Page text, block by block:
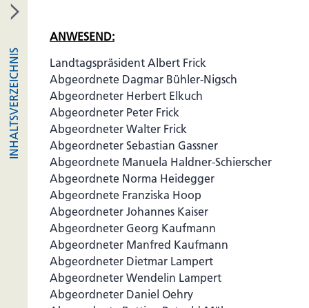
INHALTSVERZEICHNIS
ANWESEND:
Landtagspräsident Albert Frick
Abgeordnete Dagmar Bühler-Nigsch
Abgeordneter Herbert Elkuch
Abgeordneter Peter Frick
Abgeordneter Walter Frick
Abgeordneter Sebastian Gassner
Abgeordnete Manuela Haldner-Schierscher
Abgeordnete Norma Heidegger
Abgeordnete Franziska Hoop
Abgeordneter Johannes Kaiser
Abgeordneter Georg Kaufmann
Abgeordneter Manfred Kaufmann
Abgeordneter Dietmar Lampert
Abgeordneter Wendelin Lampert
Abgeordneter Daniel Oehry